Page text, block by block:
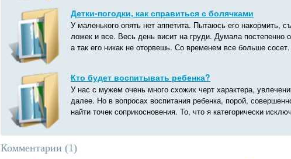
Детки-погодки, как справиться с болячками
У маленького опять нет аппетита. Пытаюсь его накормить,
ложек и все. Весь день висит на груди. Думала постепенно
а так его никак не оторвешь. Со временем все больше
Кто будет воспитывать ребенка?
У нас с мужем очень много схожих черт характера,
далее. Но в вопросах воспитания ребенка, порой,
найти точек соприкосновения. То, что я категорически
Комментарии (1)